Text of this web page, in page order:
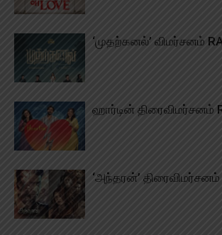
‘முதற்கனல்’ விமர்சனம்
ஹார்டின் திரைவிமர்சனம்
‘அந்தரன்’ திரைவிமர்சனம்